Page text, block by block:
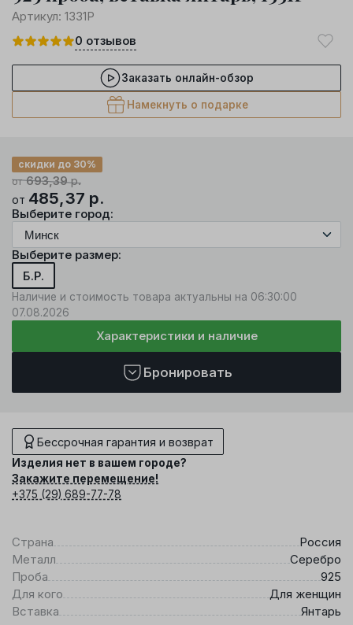
Артикул: 1331Р
0 отзывов
Заказать онлайн-обзор
Намекнуть о подарке
от693,39р.
скидки до 30%
от 485,37 р.
Выберите город:
Выберите размер:
Б.Р.
Наличие и стоимость товара актуальны на 06:30:00
07.08.2026
Характеристики и наличие
Бронировать
Бессрочная гарантия и возврат
Изделия нет в вашем городе?
Закажите перемещение!
+375 (29) 689-77-78
Страна
Россия
Металл
Серебро
Проба
925
Для кого
Для женщин
Вставка
Янтарь